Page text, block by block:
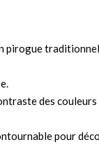
pirogue
des
pour